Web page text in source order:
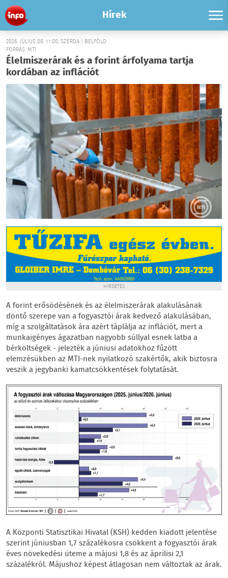
Hírek
2026. JÚLIUS 08. 11:00, SZERDA | BELFÖLD
FORRÁS: MTI
Élelmiszerárak és a forint árfolyama tartja
kordában az inflációt
HIRDETÉS
A forint erősödésének és az élelmiszerárak alakulásának
döntő szerepe van a fogyasztói árak kedvező alakulásában,
míg a szolgáltatások ára azért táplálja az inflációt, mert a
munkaigényes ágazatban nagyobb súllyal esnek latba a
bérköltségek - jelezték a júniusi adatokhoz fűzött
elemzésükben az MTI-nek nyilatkozó szakértők, akik biztosra
veszik a jegybanki kamatcsökkentések folytatását.
A Központi Statisztikai Hivatal (KSH) kedden kiadott jelentése
szerint júniusban 1,7 százalékosra csökkent a fogyasztói árak
éves növekedési üteme a májusi 1,8 és az áprilisi 2,1
százalékról. Májushoz képest átlagosan nem változtak az árak.